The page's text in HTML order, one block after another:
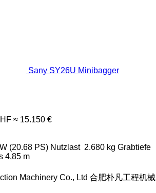
Sany SY26U Minibagger
≈ 15.150 €
(20.68 PS) Nutzlast 2.680 kg Grabtiefe
4,85 m
Machinery Co., Ltd 合肥朴凡工程机械